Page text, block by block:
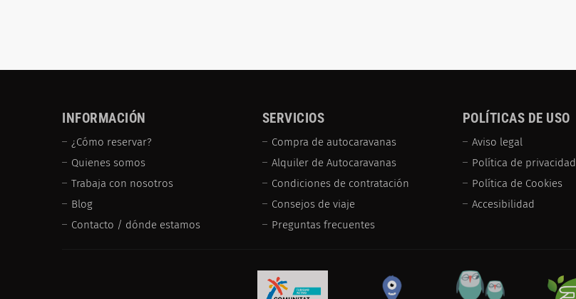
INFORMACIÓN
¿Cómo reservar?
Quienes somos
Trabaja con nosotros
Blog
Contacto / dónde estamos
SERVICIOS
Compra de autocaravanas
Alquiler de Autocaravanas
Condiciones de contratación
Consejos de viaje
Preguntas frecuentes
POLÍTICAS DE USO
Aviso legal
Política de privacidad
Política de Cookies
Accesibilidad